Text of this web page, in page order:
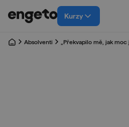
Kurzy
Absolventi „Překvapilo mě, jak moc